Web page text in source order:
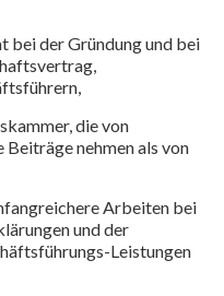
bei der Gründung und bei
die von
nehmen als von
Arbeiten bei
und der
Leistungen